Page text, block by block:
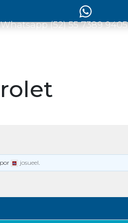
(52) 55 7389 9405
por josueel.